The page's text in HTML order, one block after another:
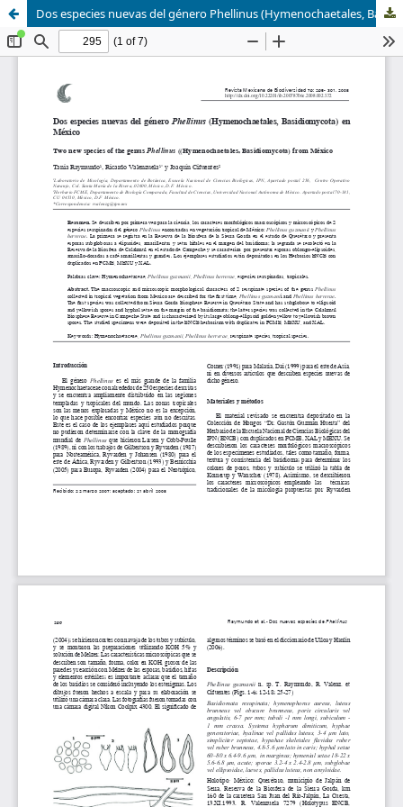
Dos especies nuevas del género Phellinus (Hymenochaetales, Basidiomycota) en México